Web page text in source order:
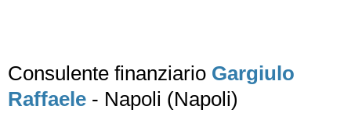
Consulente finanziario Gargiulo
Raffaele - Napoli (Napoli)